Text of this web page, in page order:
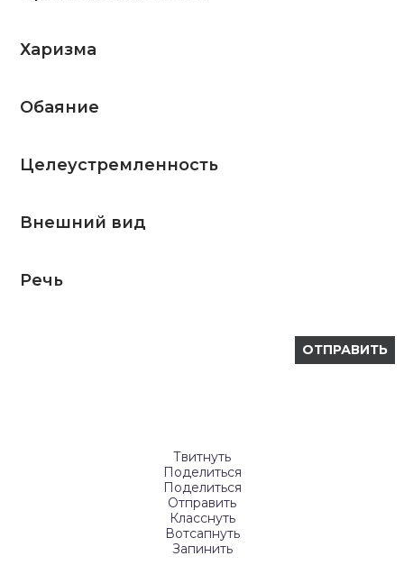
Харизма
Обаяние
Целеустремленность
Внешний вид
Речь
Твитнуть
Поделиться
Поделиться
Отправить
Класснуть
Вотсапнуть
Запинить